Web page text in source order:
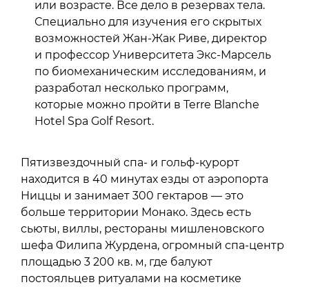
или возрасте. Все дело в резервах тела.
Специально для изучения его скрытых
возможностей Жан-Жак Риве, директор
и профессор Университета Экс-Марсель
по биомеханическим исследованиям, и
разработал несколько программ,
которые можно пройти в Terre Blanche
Hotel Spa Golf Resort.
Пятизвездочный спа- и гольф-курорт
находится в 40 минутах езды от аэропорта
Ниццы и занимает 300 гектаров — это
больше территории Монако. Здесь есть
сьюты, виллы, рестораны мишленовского
шефа Филипа Журдена, огромный спа-центр
площадью 3 200 кв. м, где балуют
постояльцев ритуалами на косметике